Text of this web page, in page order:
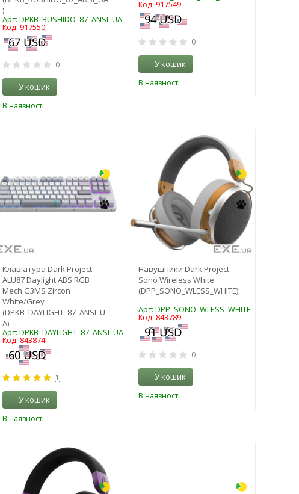
)
Арт: DPKB_BUSHIDO_87_ANSI_UA
Код: 917550
0
У кошик
В наявності
Код: 917549
0
У кошик
В наявності
Клавіатура Dark Project
ALU87 Daylight ABS RGB
Mech G3MS Zircon
White/Grey
(DPKB_DAYLIGHT_87_ANSI_U
A)
Арт: DPKB_DAYLIGHT_87_ANSI_UA
Код: 843874
1
У кошик
В наявності
Навушники Dark Project
Sono Wireless White
(DPP_SONO_WLESS_WHITE)
Арт: DPP_SONO_WLESS_WHITE
Код: 843789
0
У кошик
В наявності